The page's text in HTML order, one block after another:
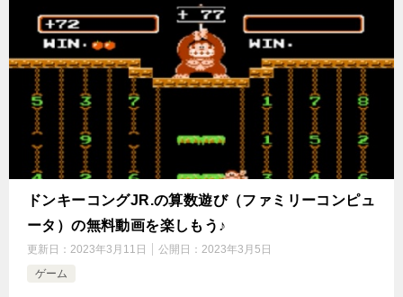
ドンキーコングJR.の算数遊び（ファミリーコンピュ
ータ）の無料動画を楽しもう♪
更新日： 2023年3月11日 公開日： 2023年3月5日
ゲーム